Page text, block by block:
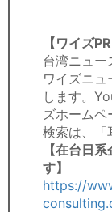
【ワイズ
台湾ニュー
ワイズニ
します。
ズホームペ
検索は、「
【在台日
す】
https://